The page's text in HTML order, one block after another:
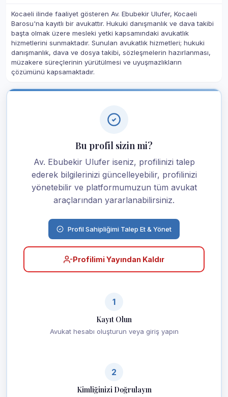
Kocaeli ilinde faaliyet gösteren Av. Ebubekir Ulufer, Kocaeli
Barosu'na kayıtlı bir avukattır. Hukuki danışmanlık ve dava takibi
başta olmak üzere mesleki yetki kapsamındaki avukatlık
hizmetlerini sunmaktadır. Sunulan avukatlık hizmetleri; hukuki
danışmanlık, dava ve dosya takibi, sözleşmelerin hazırlanması,
müzakere süreçlerinin yürütülmesi ve uyuşmazlıkların
çözümünü kapsamaktadır.
Bu profil sizin mi?
Av. Ebubekir Ulufer iseniz, profilinizi talep
ederek bilgilerinizi güncelleyebilir, profilinizi
yönetebilir ve platformumuzun tüm avukat
araçlarından yararlanabilirsiniz.
Profil Sahipliğimi Talep Et & Yönet
Profilimi Yayından Kaldır
1
Kayıt Olun
Avukat hesabı oluşturun veya giriş yapın
2
Kimliğinizi Doğrulayın